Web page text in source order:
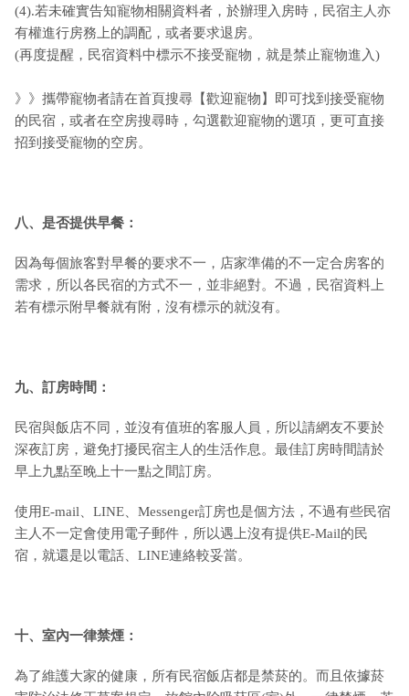
(4).若未確實告知寵物相關資料者，於辦理入房時，民宿主人亦
有權進行房務上的調配，或者要求退房。
(再度提醒，民宿資料中標示不接受寵物，就是禁止寵物進入)
》》攜帶寵物者請在首頁搜尋【歡迎寵物】即可找到接受寵物
的民宿，或者在空房搜尋時，勾選歡迎寵物的選項，更可直接
招到接受寵物的空房。
八、是否提供早餐：
因為每個旅客對早餐的要求不一，店家準備的不一定合房客的
需求，所以各民宿的方式不一，並非絕對。不過，民宿資料上
若有標示附早餐就有附，沒有標示的就沒有。
九、訂房時間：
民宿與飯店不同，並沒有值班的客服人員，所以請網友不要於
深夜訂房，避免打擾民宿主人的生活作息。最佳訂房時間請於
早上九點至晚上十一點之間訂房。
使用E-mail、LINE、Messenger訂房也是個方法，不過有些民宿
主人不一定會使用電子郵件，所以遇上沒有提供E-Mail的民
宿，就還是以電話、LINE連絡較妥當。
十、室內一律禁煙：
為了維護大家的健康，所有民宿飯店都是禁菸的。而且依據菸